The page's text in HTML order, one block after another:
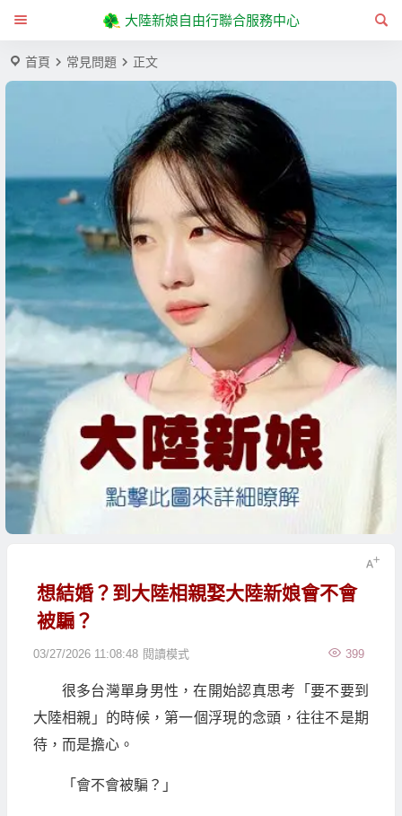
大陸新娘自由行聯合服務中心
首頁 常見問題 正文
想結婚？到大陸相親娶大陸新娘會不會
被騙？
03/27/2026 11:08:48 399
閱讀模式
很多台灣單身男性，在開始認真思考「要不要到
大陸相親」的時候，第一個浮現的念頭，往往不是期
待，而是擔心。
「會不會被騙？」